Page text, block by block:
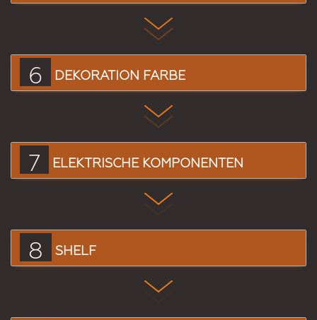
6 DEKORATION FARBE
7 ELEKTRISCHE KOMPONENTEN
8 SHELF